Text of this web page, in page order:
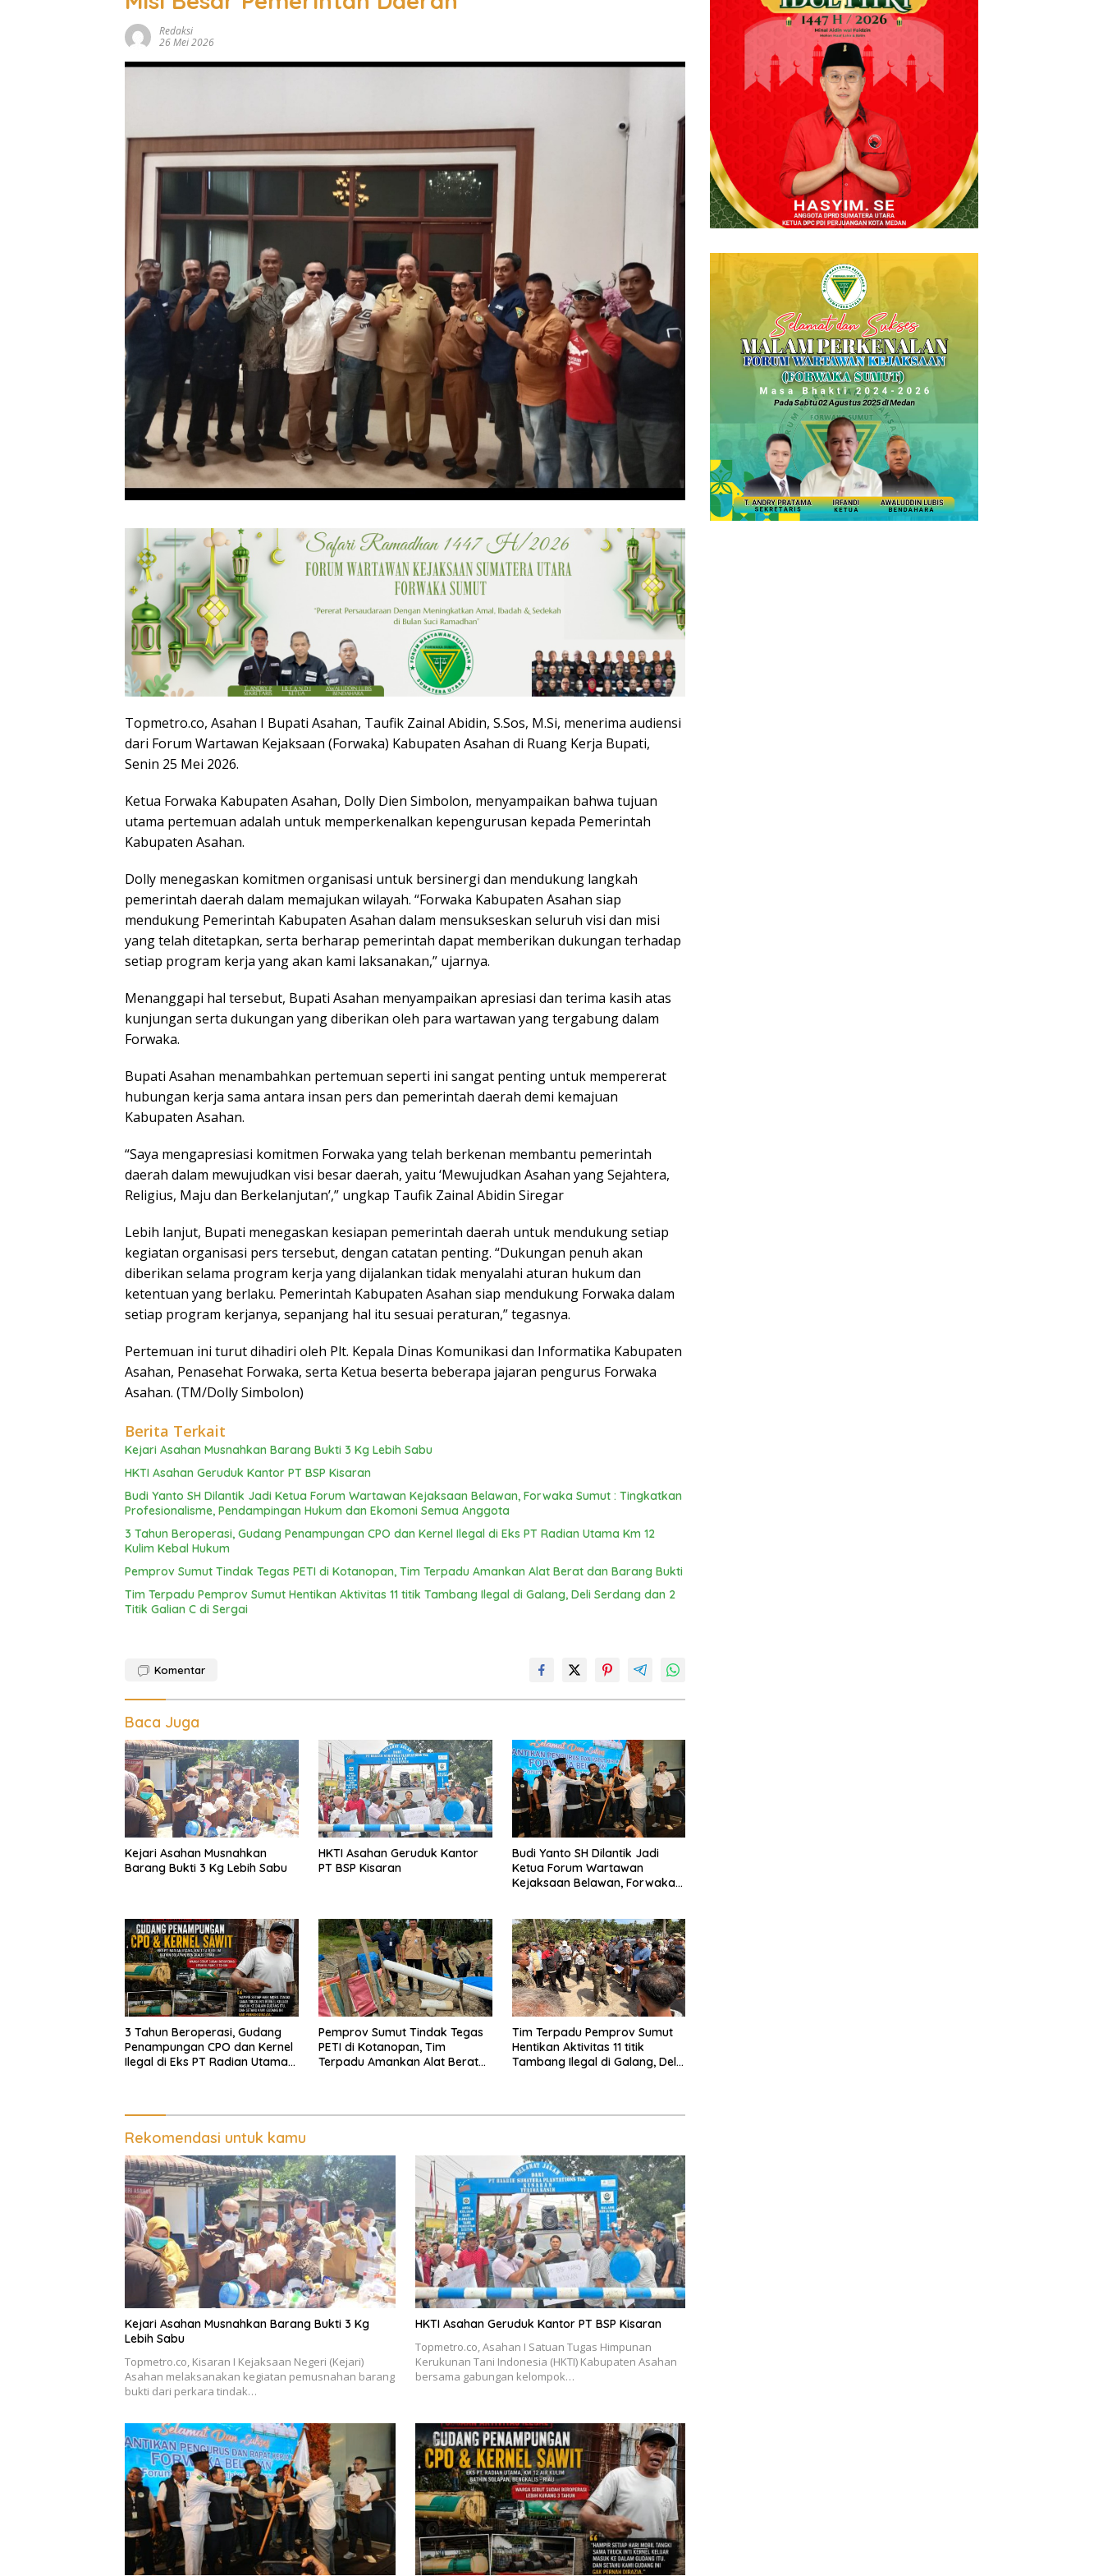
Redaksi
26 Mei 2026
Topmetro.co, Asahan I Bupati Asahan, Taufik Zainal Abidin, S.Sos, M.Si, menerima audiensi
dari Forum Wartawan Kejaksaan (Forwaka) Kabupaten Asahan di Ruang Kerja Bupati,
Senin 25 Mei 2026.
Ketua Forwaka Kabupaten Asahan, Dolly Dien Simbolon, menyampaikan bahwa tujuan
utama pertemuan adalah untuk memperkenalkan kepengurusan kepada Pemerintah
Kabupaten Asahan.
Dolly menegaskan komitmen organisasi untuk bersinergi dan mendukung langkah
pemerintah daerah dalam memajukan wilayah. “Forwaka Kabupaten Asahan siap
mendukung Pemerintah Kabupaten Asahan dalam mensukseskan seluruh visi dan misi
yang telah ditetapkan, serta berharap pemerintah dapat memberikan dukungan terhadap
setiap program kerja yang akan kami laksanakan,” ujarnya.
Menanggapi hal tersebut, Bupati Asahan menyampaikan apresiasi dan terima kasih atas
kunjungan serta dukungan yang diberikan oleh para wartawan yang tergabung dalam
Forwaka.
Bupati Asahan menambahkan pertemuan seperti ini sangat penting untuk mempererat
hubungan kerja sama antara insan pers dan pemerintah daerah demi kemajuan
Kabupaten Asahan.
“Saya mengapresiasi komitmen Forwaka yang telah berkenan membantu pemerintah
daerah dalam mewujudkan visi besar daerah, yaitu ‘Mewujudkan Asahan yang Sejahtera,
Religius, Maju dan Berkelanjutan’,” ungkap Taufik Zainal Abidin Siregar
Lebih lanjut, Bupati menegaskan kesiapan pemerintah daerah untuk mendukung setiap
kegiatan organisasi pers tersebut, dengan catatan penting. “Dukungan penuh akan
diberikan selama program kerja yang dijalankan tidak menyalahi aturan hukum dan
ketentuan yang berlaku. Pemerintah Kabupaten Asahan siap mendukung Forwaka dalam
setiap program kerjanya, sepanjang hal itu sesuai peraturan,” tegasnya.
Pertemuan ini turut dihadiri oleh Plt. Kepala Dinas Komunikasi dan Informatika Kabupaten
Asahan, Penasehat Forwaka, serta Ketua beserta beberapa jajaran pengurus Forwaka
Asahan. (TM/Dolly Simbolon)
Berita Terkait
Kejari Asahan Musnahkan Barang Bukti 3 Kg Lebih Sabu
HKTI Asahan Geruduk Kantor PT BSP Kisaran
Budi Yanto SH Dilantik Jadi Ketua Forum Wartawan Kejaksaan Belawan, Forwaka Sumut : Tingkatkan
Profesionalisme, Pendampingan Hukum dan Ekomoni Semua Anggota
3 Tahun Beroperasi, Gudang Penampungan CPO dan Kernel Ilegal di Eks PT Radian Utama Km 12
Kulim Kebal Hukum
Pemprov Sumut Tindak Tegas PETI di Kotanopan, Tim Terpadu Amankan Alat Berat dan Barang Bukti
Tim Terpadu Pemprov Sumut Hentikan Aktivitas 11 titik Tambang Ilegal di Galang, Deli Serdang dan 2
Titik Galian C di Sergai
Komentar
Baca Juga
Kejari Asahan Musnahkan
Barang Bukti 3 Kg Lebih Sabu
HKTI Asahan Geruduk Kantor
PT BSP Kisaran
Budi Yanto SH Dilantik Jadi
Ketua Forum Wartawan
Kejaksaan Belawan, Forwaka
Pendampingan Hukum dan
Ekomoni Semua Anggota
3 Tahun Beroperasi, Gudang
Penampungan CPO dan Kernel
Ilegal di Eks PT Radian Utama
Pemprov Sumut Tindak Tegas
PETI di Kotanopan, Tim
Terpadu Amankan Alat Berat
Tim Terpadu Pemprov Sumut
Hentikan Aktivitas 11 titik
Tambang Ilegal di Galang, Deli
Rekomendasi untuk kamu
Kejari Asahan Musnahkan Barang Bukti 3 Kg
Lebih Sabu
Topmetro.co, Kisaran I Kejaksaan Negeri (Kejari)
Asahan melaksanakan kegiatan pemusnahan barang
bukti dari perkara tindak…
HKTI Asahan Geruduk Kantor PT BSP Kisaran
Topmetro.co, Asahan I Satuan Tugas Himpunan
Kerukunan Tani Indonesia (HKTI) Kabupaten Asahan
bersama gabungan kelompok…